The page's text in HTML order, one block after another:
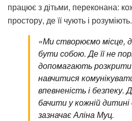
працює з дітьми, переконана:
простору, де її чують і розуміють.
«Ми створюємо місце,
бути собою. Де її не
допомагають розкрити
навчитися
впевненість і безпеку.
бачити у кожній
зазначає Аліна Муц.